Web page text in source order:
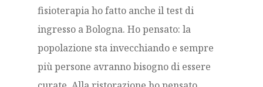
fisioterapia ho fatto anche il test di
ingresso a Bologna. Ho pensato: la
popolazione sta invecchiando e sempre
più persone avranno bisogno di essere